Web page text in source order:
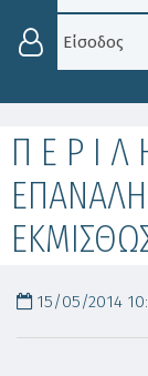
Είσοδος
Π Ε Ρ Ι
15/05/2014